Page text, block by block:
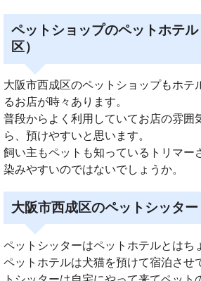
ペットショップのペットホテ
区）
大阪市西成区のペットショップもホテ
るお店が時々あります。
普段からよく利用していてお店の雰囲
ら、預けやすいと思います。
飼い主もペットも知っているトリマー
染みやすいのではないでしょうか。
大阪市西成区のペットシッター
ペットシッターはペットホテルとはち
ペットホテルは犬猫を預けて宿泊させ